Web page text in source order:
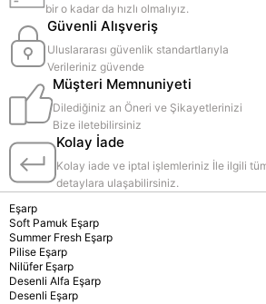
bir o kadar da hızlı olmalıyız.
Güvenli Alışveriş
Uluslararası güvenlik standartlarıyla
Verileriniz güvende
Müşteri Memnuniyeti
Dilediğiniz an Öneri ve Şikayetlerinizi
Bize iletebilirsiniz
Kolay İade
Kolay iade ve iptal işlemleriniz İle ilgili
detaylara ulaşabilirsiniz.
Eşarp
Soft Pamuk Eşarp
Summer Fresh Eşarp
Pilise Eşarp
Nilüfer Eşarp
Desenli Alfa Eşarp
Desenli Eşarp